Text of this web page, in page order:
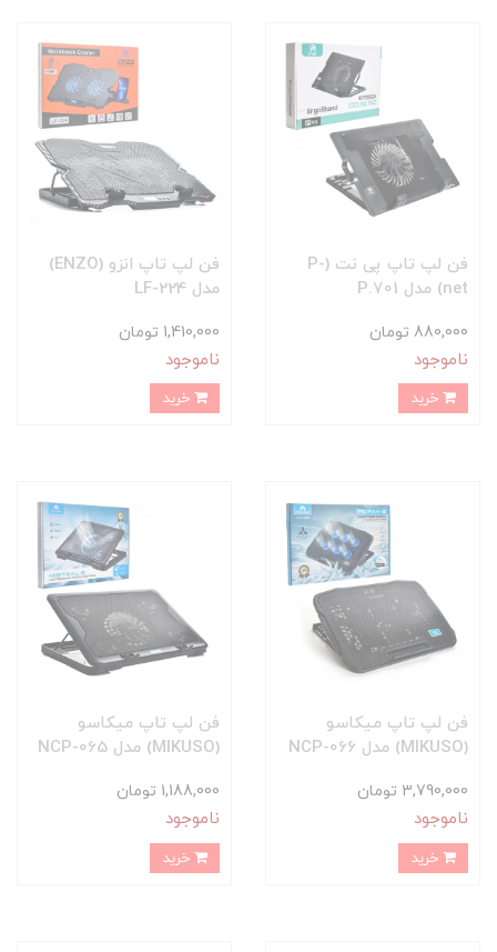
فن لپ تاپ پی نت (P-
net) مدل P.701
880,000 تومان
ناموجود
فن لپ تاپ انزو (ENZO)
مدل LF-224
1,410,000 تومان
ناموجود
فن لپ تاپ میکاسو
(MIKUSO) مدل NCP-066
3,790,000 تومان
ناموجود
فن لپ تاپ میکاسو
(MIKUSO) مدل NCP-065
1,188,000 تومان
ناموجود